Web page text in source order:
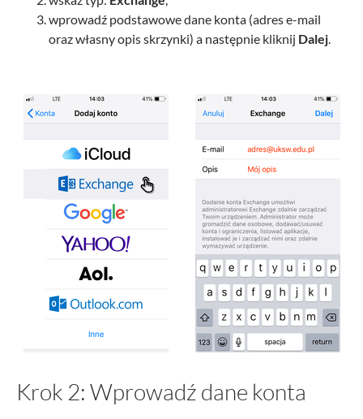
wprowadź podstawowe dane konta (adres e-mail
oraz własny opis skrzynki) a następnie kliknij Dalej.
Krok 2: Wprowadź dane konta